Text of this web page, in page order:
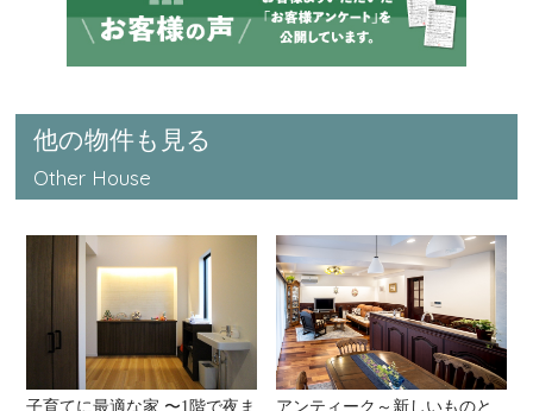
他の物件も見る
Other House
子育てに最適な家 〜1階で夜ま
アンティーク～新しいものと